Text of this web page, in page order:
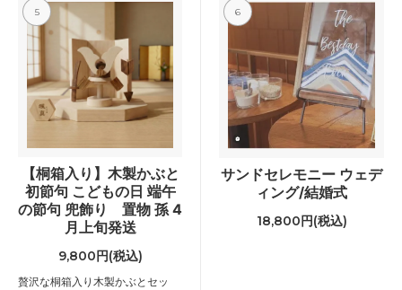
5
【桐箱入り】木製かぶと
初節句 こどもの日 端午
の節句 兜飾り 置物 孫 4
月上旬発送
9,800円(税込)
贅沢な桐箱入り木製かぶとセッ
6
サンドセレモニー ウェデ
ィング/結婚式
18,800円(税込)